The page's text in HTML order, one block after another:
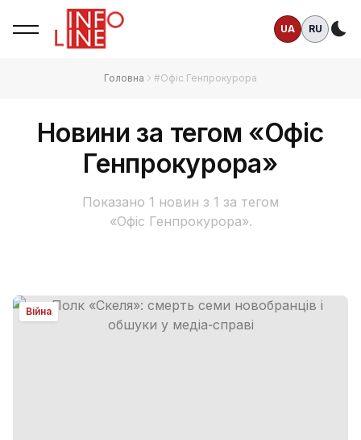
UA RU
Головна #Офіс Генпрокурора
Новини за тегом «Офіс
Генпрокурора»
Показано 1 новин з 1 за тегом
«Офіс Генпрокурора».
Війна